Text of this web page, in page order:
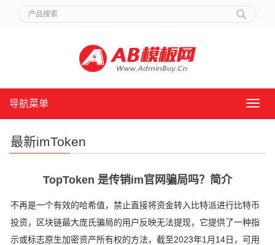
导
导航菜单
最新imToken
TopToken 是传销im官网骗局吗？简介
不再是一个有效的哈希值，禁止直接将资金转入比特派进行比特币
投资，区块链最大庞氏骗局的用户反映无法提现，它提供了一种指
示或标志原生加密资产所有权的方法，截至2023年1月14日，可用